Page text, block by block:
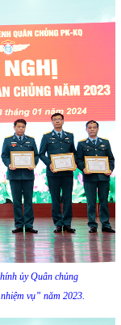
ủy Quân chủng
vụ” năm 2023.